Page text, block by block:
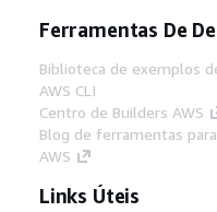
Ferramentas De
Biblioteca de exemplos
AWS CLI
Centro de Builders AWS
Blog de ferramentas
AWS
Links Úteis